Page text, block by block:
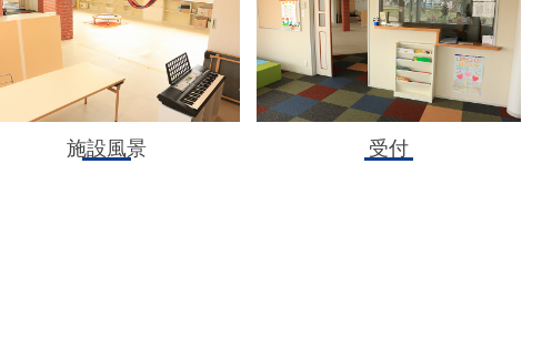
施設風景 受付